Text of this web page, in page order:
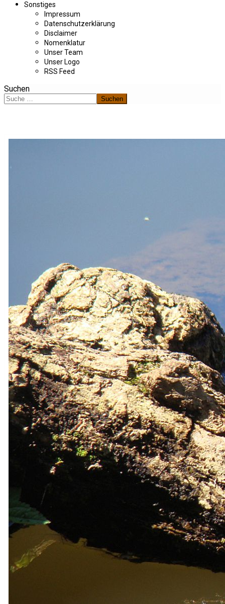
Sonstiges
Impressum
Datenschutzerklärung
Disclaimer
Nomenklatur
Unser Team
Unser Logo
RSS Feed
Suchen
Suchen